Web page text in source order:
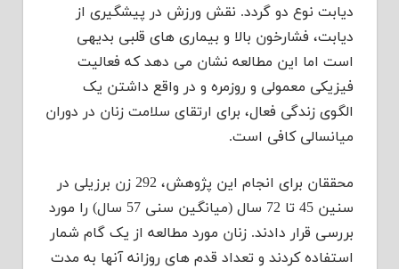
دیابت نوع دو گردد. نقش ورزش در پیشگیری از
دیابت، فشارخون بالا و بیماری های قلبی بدیهی
است اما این مطالعه نشان می دهد که فعالیت
فیزیکی معمولی و روزمره و در واقع داشتن یک
الگوی زندگی فعال، برای ارتقای سلامت زنان در دوران
میانسالی کافی است.
محققان برای انجام این پژوهش، 292 زن برزیلی در
سنین 45 تا 72 سال (میانگین سنی 57 سال) را مورد
بررسی قرار دادند. زنان مورد مطالعه از یک گام شمار
استفاده کردند و تعداد قدم های روزانه آنها به مدت